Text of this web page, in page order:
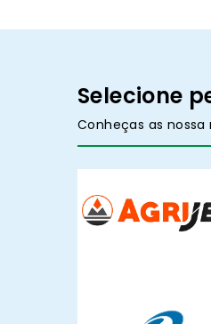
Selecione
Conheças as